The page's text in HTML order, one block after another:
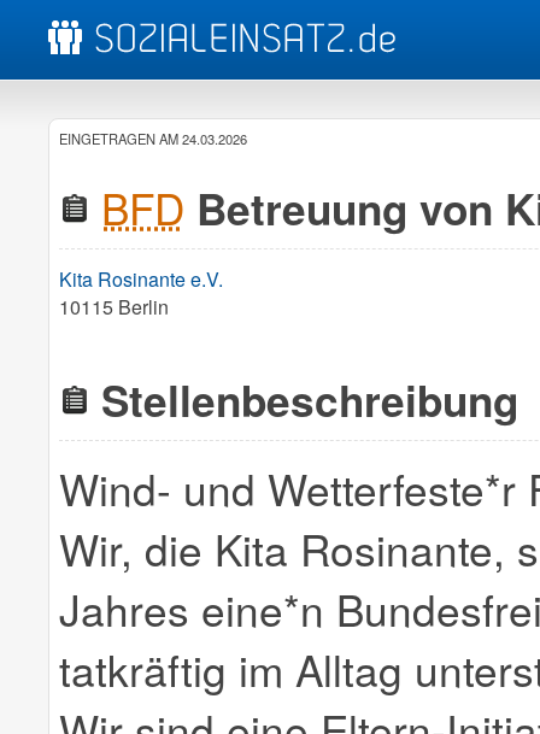
EINGETRAGEN AM 24.03.2026
BFD Betreuung von
Kita Rosinante e.V.
10115 Berlin
Stellenbeschreibung
Wind- und Wetterfeste*r
Wir, die Kita Rosinante,
Jahres eine*n
tatkräftig im Alltag